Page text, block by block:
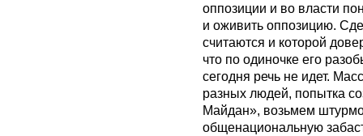
оппозиции и во власти
и оживить оппозицию.
считаются и которой
что по одиночке его
сегодня речь не идет.
разных людей, попытка
Майдан», возьмем
общенациональную